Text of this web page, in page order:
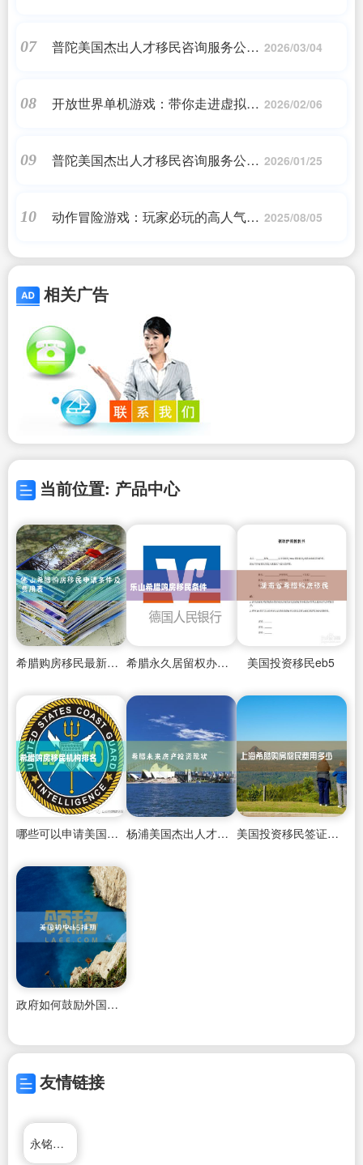
07
普陀美国杰出人才移民咨询服务公司 2026/03/04
08
开放世界单机游戏：带你走进虚拟世 2026/02/06
09
普陀美国杰出人才移民咨询服务公司 2026/01/25
10
动作冒险游戏：玩家必玩的高人气之 2025/08/05
相关广告
当前位置: 产品中心
希腊购房移民最新案例 希腊永久居留权办美国签证 美国投资移民eb5
哪些可以申请美国杰出人才绿卡 杨浦美国杰出人才移民办理公司地址在哪里 美国投资移民签证进度
政府如何鼓励外国投资人移民美国
友情链接
永铭国际投资移民公司